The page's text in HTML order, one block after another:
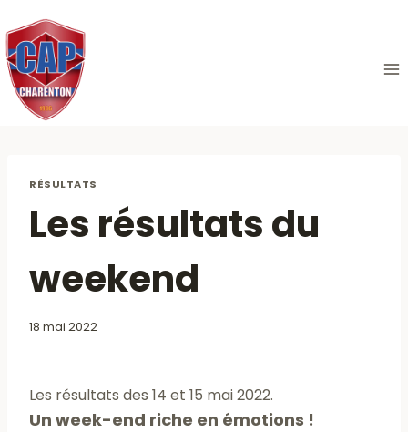
au
contenu
RÉSULTATS
Les résultats du
weekend
18 mai 2022
Les résultats des 14 et 15 mai 2022.
Un week-end riche en émotions !